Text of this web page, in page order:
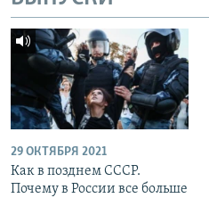
29 ОКТЯБРЯ 2021
Как в позднем СССР.
Почему в России все больше